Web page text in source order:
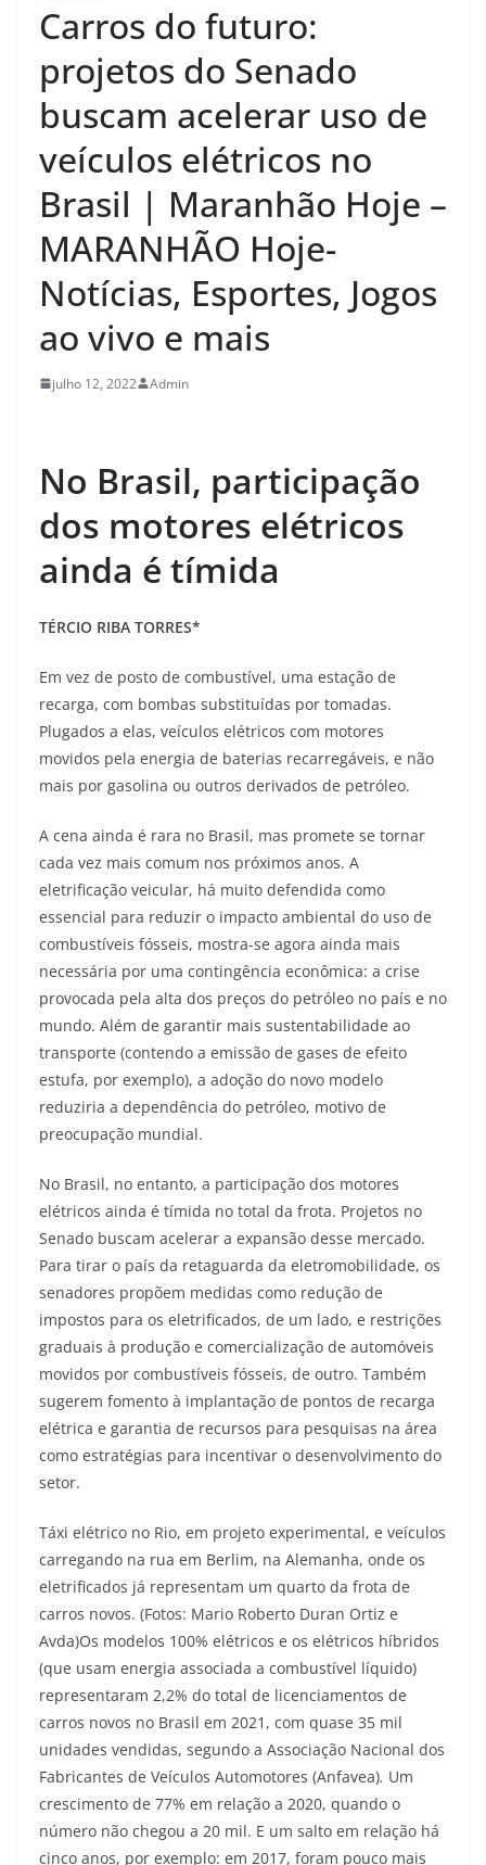
Carros do futuro:
projetos do Senado
buscam acelerar uso de
veículos elétricos no
Brasil | Maranhão Hoje –
MARANHÃO Hoje-
Notícias, Esportes, Jogos
ao vivo e mais
julho 12, 2022 Admin
No Brasil, participação
dos motores elétricos
ainda é tímida
TÉRCIO RIBA TORRES*
Em vez de posto de combustível, uma estação de
recarga, com bombas substituídas por tomadas.
Plugados a elas, veículos elétricos com motores
movidos pela energia de baterias recarregáveis, e não
mais por gasolina ou outros derivados de petróleo.
A cena ainda é rara no Brasil, mas promete se tornar
cada vez mais comum nos próximos anos. A
eletrificação veicular, há muito defendida como
essencial para reduzir o impacto ambiental do uso de
combustíveis fósseis, mostra-se agora ainda mais
necessária por uma contingência econômica: a crise
provocada pela alta dos preços do petróleo no país e no
mundo. Além de garantir mais sustentabilidade ao
transporte (contendo a emissão de gases de efeito
estufa, por exemplo), a adoção do novo modelo
reduziria a dependência do petróleo, motivo de
preocupação mundial.
No Brasil, no entanto, a participação dos motores
elétricos ainda é tímida no total da frota. Projetos no
Senado buscam acelerar a expansão desse mercado.
Para tirar o país da retaguarda da eletromobilidade, os
senadores propõem medidas como redução de
impostos para os eletrificados, de um lado, e restrições
graduais à produção e comercialização de automóveis
movidos por combustíveis fósseis, de outro. Também
sugerem fomento à implantação de pontos de recarga
elétrica e garantia de recursos para pesquisas na área
como estratégias para incentivar o desenvolvimento do
setor.
Táxi elétrico no Rio, em projeto experimental, e veículos
carregando na rua em Berlim, na Alemanha, onde os
eletrificados já representam um quarto da frota de
carros novos. (Fotos: Mario Roberto Duran Ortiz e
Avda)Os modelos 100% elétricos e os elétricos híbridos
(que usam energia associada a combustível líquido)
representaram 2,2% do total de licenciamentos de
carros novos no Brasil em 2021, com quase 35 mil
unidades vendidas, segundo a Associação Nacional dos
Fabricantes de Veículos Automotores (Anfavea). Um
crescimento de 77% em relação a 2020, quando o
número não chegou a 20 mil. E um salto em relação há
cinco anos, por exemplo: em 2017, foram pouco mais